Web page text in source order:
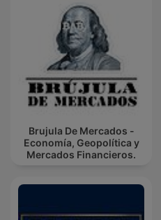
Brujula De Mercados -
Economía, Geopolítica y
Mercados Financieros.